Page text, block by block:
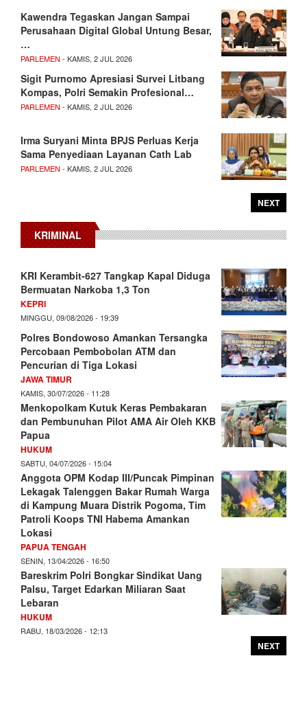
Kawendra Tegaskan Jangan Sampai
Perusahaan Digital Global Untung Besar,
…
PARLEMEN - KAMIS, 2 JUL 2026
Sigit Purnomo Apresiasi Survei Litbang
Kompas, Polri Semakin Profesional…
PARLEMEN - KAMIS, 2 JUL 2026
Irma Suryani Minta BPJS Perluas Kerja
Sama Penyediaan Layanan Cath Lab
PARLEMEN - KAMIS, 2 JUL 2026
NEXT
KRIMINAL
KRI Kerambit-627 Tangkap Kapal Diduga
Bermuatan Narkoba 1,3 Ton
KEPRI
MINGGU, 09/08/2026 - 19:39
Polres Bondowoso Amankan Tersangka
Percobaan Pembobolan ATM dan
Pencurian di Tiga Lokasi
JAWA TIMUR
KAMIS, 30/07/2026 - 11:28
Menkopolkam Kutuk Keras Pembakaran
dan Pembunuhan Pilot AMA Air Oleh KKB
Papua
HUKUM
SABTU, 04/07/2026 - 15:04
Anggota OPM Kodap III/Puncak Pimpinan
Lekagak Talenggen Bakar Rumah Warga
di Kampung Muara Distrik Pogoma, Tim
Patroli Koops TNI Habema Amankan
Lokasi
PAPUA TENGAH
SENIN, 13/04/2026 - 16:50
Bareskrim Polri Bongkar Sindikat Uang
Palsu, Target Edarkan Miliaran Saat
Lebaran
HUKUM
RABU, 18/03/2026 - 12:13
NEXT